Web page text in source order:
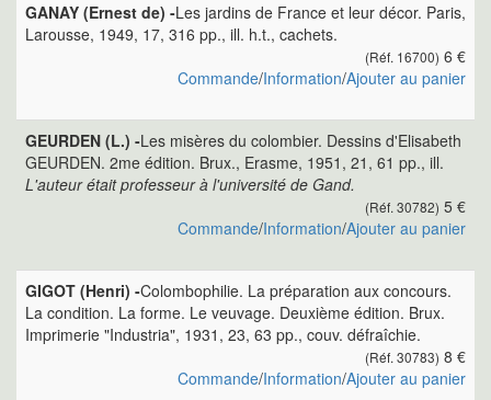
GANAY (Ernest de) -Les jardins de France et leur décor. Paris,
Larousse, 1949, 17, 316 pp., ill. h.t., cachets.
(Réf. 16700) 6 €
Commande/Information/Ajouter au panier
GEURDEN (L.) -Les misères du colombier. Dessins d'Elisabeth
GEURDEN. 2me édition. Brux., Erasme, 1951, 21, 61 pp., ill.
L'auteur était professeur à l'université de Gand.
(Réf. 30782) 5 €
Commande/Information/Ajouter au panier
GIGOT (Henri) -Colombophilie. La préparation aux concours.
La condition. La forme. Le veuvage. Deuxième édition. Brux.
Imprimerie "Industria", 1931, 23, 63 pp., couv. défraîchie.
(Réf. 30783) 8 €
Commande/Information/Ajouter au panier